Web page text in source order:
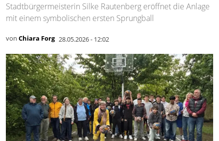
Stadtbürgermeisterin Silke Rautenberg eröffnet die Anlage
mit einem symbolischen ersten Sprungball
von Chiara Forg 28.05.2026 - 12:02